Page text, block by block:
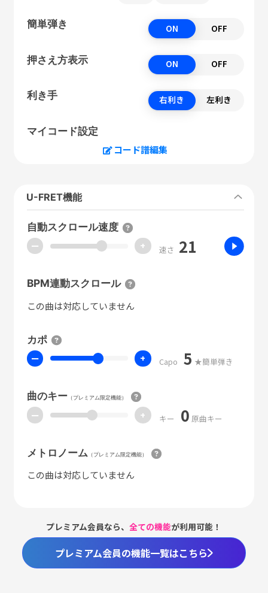
簡単弾き ON OFF
押さえ方表示 ON OFF
利き手 右利き 左利き
マイコード設定
コード譜編集
U-FRET機能
自動スクロール速度
ー + 速さ 21
BPM連動スクロール
この曲は対応していません
カポ
ー + Capo 5 ★簡単弾き
曲のキー（プレミアム限定機能）
ー + キー 0 原曲キー
メトロノーム （プレミアム限定機能）
この曲は対応していません
プレミアム会員なら、全ての機能が利用可能！
プレミアム会員の機能一覧はこちら